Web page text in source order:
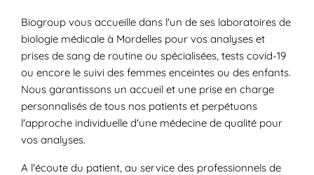
Biogroup vous accueille dans l'un de ses laboratoires de
biologie médicale à Mordelles pour vos analyses et
prises de sang de routine ou spécialisées, tests covid-19
ou encore le suivi des femmes enceintes ou des enfants.
Nous garantissons un accueil et une prise en charge
personnalisés de tous nos patients et perpétuons
l'approche individuelle d'une médecine de qualité pour
vos analyses.
A l'écoute du patient, au service des professionnels de